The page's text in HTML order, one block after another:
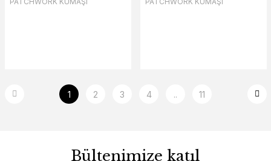
1 2 3 4 .. 11
Bültenimize katıl